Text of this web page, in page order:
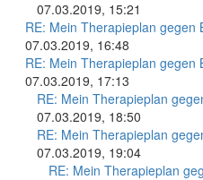
07.03.2019, 15:21
RE: Mein Therapieplan gegen
07.03.2019, 16:48
RE: Mein Therapieplan gegen
07.03.2019, 17:13
RE: Mein Therapieplan
07.03.2019, 18:50
RE: Mein Therapieplan
07.03.2019, 19:04
RE: Mein Therapieplan